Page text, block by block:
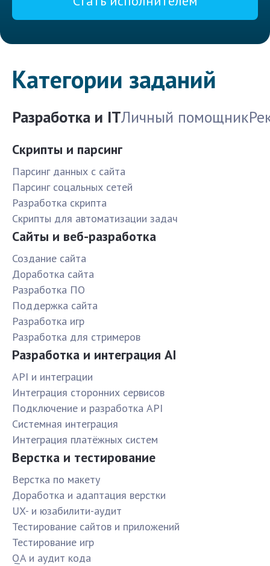
Категории заданий
Разработка и ITЛичный помощник
Скрипты и парсинг
Парсинг данных с сайта
Парсинг соцальных сетей
Разработка скрипта
Скрипты для автоматизации задач
Сайты и веб-разработка
Создание сайта
Доработка сайта
Разработка ПО
Поддержка сайта
Разработка игр
Разработка для стримеров
Разработка и интеграция AI
API и интеграции
Интеграция сторонних сервисов
Подключение и разработка API
Системная интеграция
Интеграция платёжных систем
Верстка и тестирование
Верстка по макету
Доработка и адаптация верстки
UX- и юзабилити-аудит
Тестирование сайтов и приложений
Тестирование игр
QA и аудит кода